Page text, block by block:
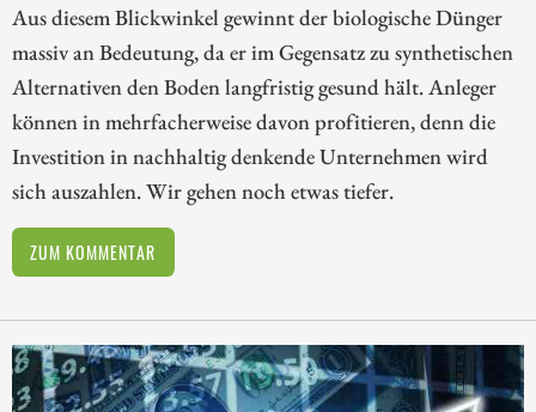
Aus diesem Blickwinkel gewinnt der biologische Dünger
massiv an Bedeutung, da er im Gegensatz zu synthetischen
Alternativen den Boden langfristig gesund hält. Anleger
können in mehrfacherweise davon profitieren, denn die
Investition in nachhaltig denkende Unternehmen wird
sich auszahlen. Wir gehen noch etwas tiefer.
ZUM KOMMENTAR